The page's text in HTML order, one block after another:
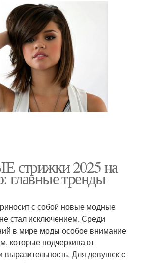
2025 на
главные тренды
с собой новые модные
стал исключением. Среди
в мире моды особое внимание
которые подчеркивают
выразительность. Для девушек с